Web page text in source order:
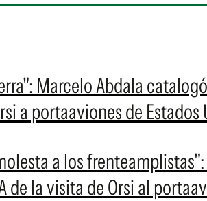
Marcelo Abdala
a portaaviones de Estados
a los
de la visita de Orsi al